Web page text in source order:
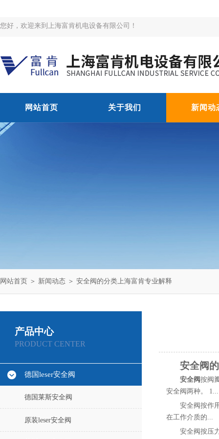
您好，欢迎来到上海富肯机电设备有限公司！
网站首页 关于我们 新闻动
网站首页 ＞ 新闻动态 ＞ 安全阀的分类上海富肯专业解释
产品中心
PRODUCT CENTER
德国leser安全阀
德国莱斯安全阀
原装leser安全阀
安全阀
安全阀按阀
安全阀两种。 1...
安全阀按作
在工作介质的...
安全阀按压